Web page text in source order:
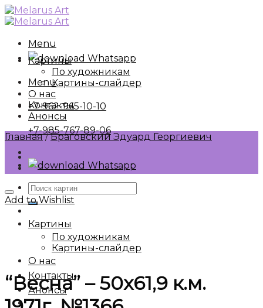
Skip
to
Menu
Whatsapp
Menu
+7-962-965-10-10
+7-985-767-89-06
Whatsapp
Искать:
Картины
По художникам
Картины-слайдер
О нас
Контакты
Анонсы
Картины
По художникам
Картины-слайдер
О нас
Контакты
Анонсы
Главная / Браговский Эдуард Георгиевич
Add to Wishlist
“Весна” – 50х61,9 к.м.